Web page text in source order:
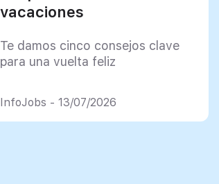
vacaciones
Te damos cinco consejos clave
para una vuelta feliz
InfoJobs - 13/07/2026